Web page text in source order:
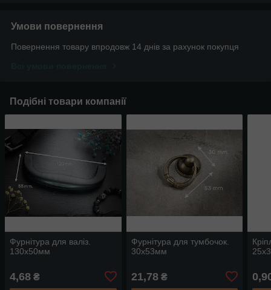
Умови повернення
Повернення товару впродовж 14 днів за рахунок покупця
Подібні товари компанії
Фурнітура для валіз.
130х50мм
4,68 ₴
Фурнітура для тумбочок.
30х53мм
21,78₴